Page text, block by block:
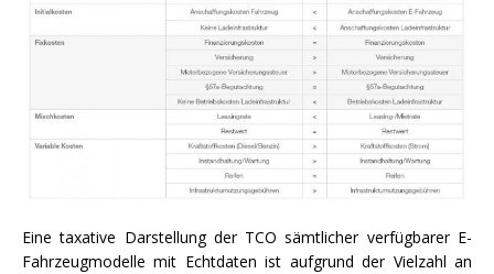
Eine taxative Darstellung der TCO sämtlicher verfügbarer E-
Fahrzeugmodelle mit Echtdaten ist aufgrund der Vielzahl an